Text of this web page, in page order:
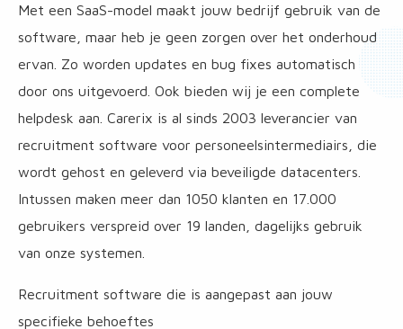
Met een SaaS-model maakt jouw bedrijf gebruik van de
software, maar heb je geen zorgen over het onderhoud
ervan. Zo worden updates en bug fixes automatisch
door ons uitgevoerd. Ook bieden wij je een complete
helpdesk aan. Carerix is al sinds 2003 leverancier van
recruitment software voor personeelsintermediairs, die
wordt gehost en geleverd via beveiligde datacenters.
Intussen maken meer dan 1050 klanten en 17.000
gebruikers verspreid over 19 landen, dagelijks gebruik
van onze systemen.
Recruitment software die is aangepast aan jouw
specifieke behoeftes